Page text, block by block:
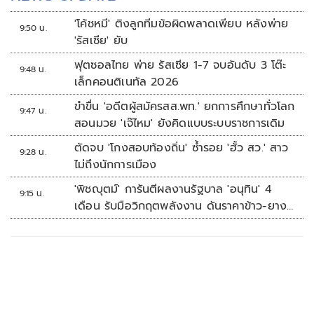
9:50 น.
'โค้ชหมี' ติงลูกทีมข้อผิดพลาดเพียบ หลังพ่าย
'รัสเซีย' ยับ
9:48 น.
ฟุตซอลไทย พ่าย รัสเซีย 1-7 จบอันดับ 3 โต๊ะ
เล็กคอนติเนทัล 2026
9:47 น.
ขำขื่น 'อดีตผู้สมัครสส.พท.' ยกการศึกษาทั่วโลก
สอนมวย 'เจ๊ไหม' ยังคิดแบบระบบราชการเดิม
9:28 น.
ตัดจบ 'โกงสอบท้องถิ่น' ซ้ำรอย 'ฮั้ว สว.' สาว
ไม่ถึงนักการเมือง
9:15 น.
'พิชญุตม์' การันตีผลงานรัฐบาล 'อนุทิน' 4
เดือน รับมือวิกฤตพลังงาน ดันราคาข้าว-ยาง-
ปาล์ม พุ่งต่อเนื่อง พร้อมอัดมาตรการช่วยลด